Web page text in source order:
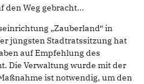
den Weg gebracht...
„Zauberland“ in
jüngsten Stadtratssitzung hat
auf Empfehlung des
Die Verwaltung wurde mit der
ist notwendig, um den